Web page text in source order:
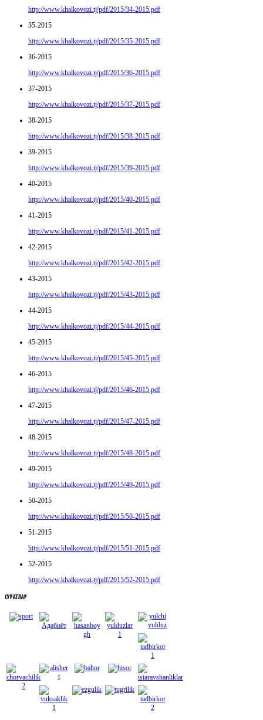
http://www.khalkovozi.tj/pdf/2015/34-2015.pdf
35-2015
http://www.khalkovozi.tj/pdf/2015/35-2015.pdf
36-2015
http://www.khalkovozi.tj/pdf/2015/36-2015.pdf
37-2015
http://www.khalkovozi.tj/pdf/2015/37-2015.pdf
38-2015
http://www.khalkovozi.tj/pdf/2015/38-2015.pdf
39-2015
http://www.khalkovozi.tj/pdf/2015/39-2015.pdf
40-2015
http://www.khalkovozi.tj/pdf/2015/40-2015.pdf
41-2015
http://www.khalkovozi.tj/pdf/2015/41-2015.pdf
42-2015
http://www.khalkovozi.tj/pdf/2015/42-2015.pdf
43-2015
http://www.khalkovozi.tj/pdf/2015/43-2015.pdf
44-2015
http://www.khalkovozi.tj/pdf/2015/44-2015.pdf
45-2015
http://www.khalkovozi.tj/pdf/2015/45-2015.pdf
46-2015
http://www.khalkovozi.tj/pdf/2015/46-2015.pdf
47-2015
http://www.khalkovozi.tj/pdf/2015/47-2015.pdf
48-2015
http://www.khalkovozi.tj/pdf/2015/48-2015.pdf
49-2015
http://www.khalkovozi.tj/pdf/2015/49-2015.pdf
50-2015
http://www.khalkovozi.tj/pdf/2015/50-2015.pdf
51-2015
http://www.khalkovozi.tj/pdf/2015/51-2015.pdf
52-2015
http://www.khalkovozi.tj/pdf/2015/52-2015.pdf
СУРАТЛАР